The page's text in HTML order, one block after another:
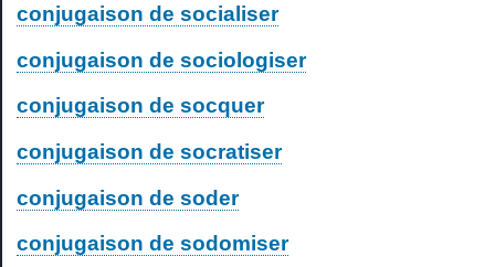
conjugaison de socialiser
conjugaison de sociologiser
conjugaison de socquer
conjugaison de socratiser
conjugaison de soder
conjugaison de sodomiser